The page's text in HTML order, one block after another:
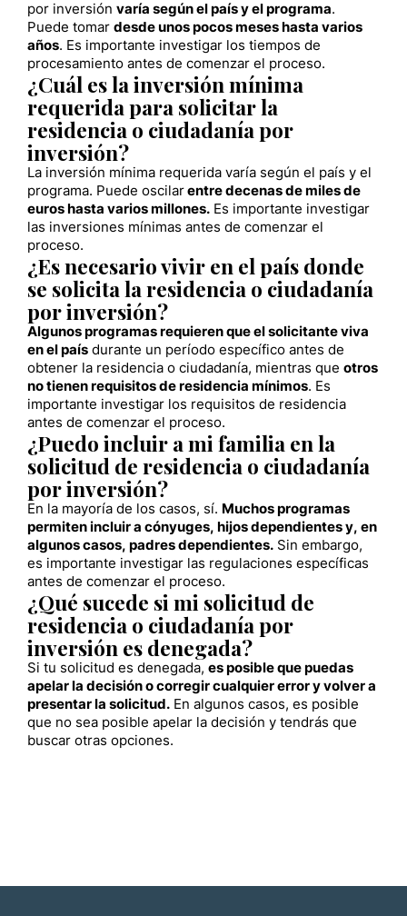
por inversión varía según el país y el programa.
Puede tomar desde unos pocos meses hasta varios
años. Es importante investigar los tiempos de
procesamiento antes de comenzar el proceso.
¿Cuál es la inversión mínima
requerida para solicitar la
residencia o ciudadanía por
inversión?
La inversión mínima requerida varía según el país y el
programa. Puede oscilarentre decenas de miles de
euros hasta varios millones. Es importante investigar
las inversiones mínimas antes de comenzar el
proceso.
¿Es necesario vivir en el país donde
se solicita la residencia o ciudadanía
por inversión?
Algunos programas requieren que el solicitante viva
en el país durante un período específico antes de
obtener la residencia o ciudadanía, mientras que otros
no tienen requisitos de residencia mínimos. Es
importante investigar los requisitos de residencia
antes de comenzar el proceso.
¿Puedo incluir a mi familia en la
solicitud de residencia o ciudadanía
por inversión?
En la mayoría de los casos, sí. Muchos programas
permiten incluir a cónyuges, hijos dependientes y, en
algunos casos, padres dependientes. Sin embargo,
es importante investigar las regulaciones específicas
antes de comenzar el proceso.
¿Qué sucede si mi solicitud de
residencia o ciudadanía por
inversión es denegada?
Si tu solicitud es denegada, es posible que puedas
apelar la decisión o corregir cualquier error y volver a
presentar la solicitud. En algunos casos, es posible
que no sea posible apelar la decisión y tendrás que
buscar otras opciones.